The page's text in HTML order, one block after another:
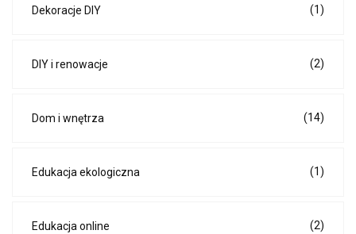
Dekoracje DIY (1)
DIY i renowacje (2)
Dom i wnętrza (14)
Edukacja ekologiczna (1)
Edukacja online (2)